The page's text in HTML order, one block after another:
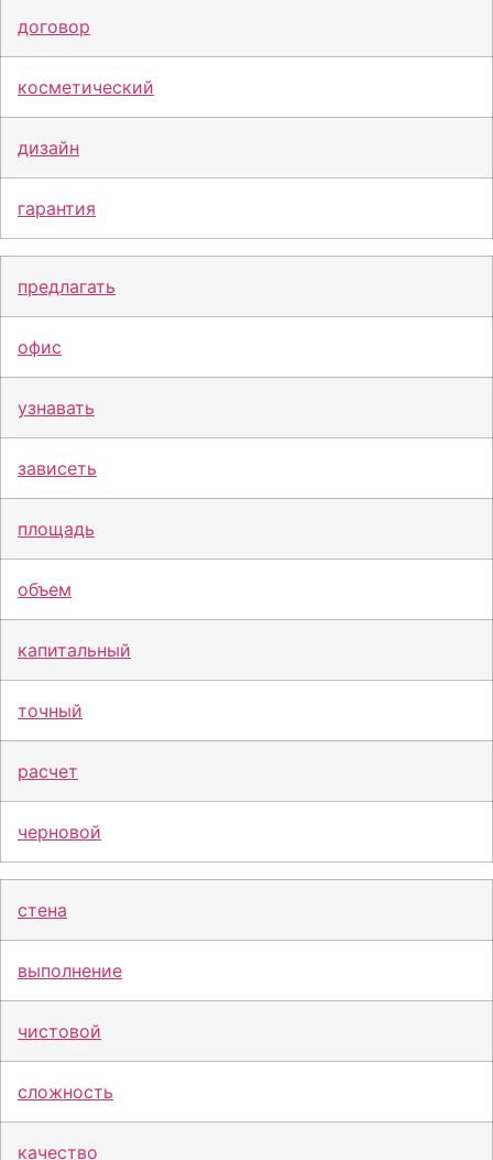
договор
косметический
дизайн
гарантия
предлагать
офис
узнавать
зависеть
площадь
объем
капитальный
точный
расчет
черновой
стена
выполнение
чистовой
сложность
качество